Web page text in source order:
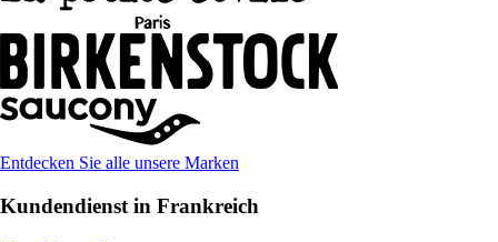
Entdecken Sie alle unsere Marken
Kundendienst in Frankreich